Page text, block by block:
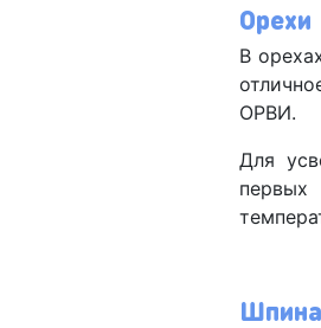
Орехи
В
ОРВИ.
Для